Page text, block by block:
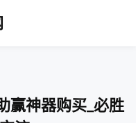
赢神器购买_必胜